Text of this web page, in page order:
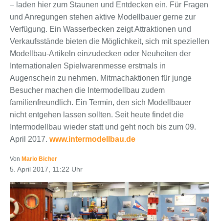
– laden hier zum Staunen und Entdecken ein. Für Fragen
und Anregungen stehen aktive Modellbauer gerne zur
Verfügung. Ein Wasserbecken zeigt Attraktionen und
Verkaufsstände bieten die Möglichkeit, sich mit speziellen
Modellbau-Artikeln einzudecken oder Neuheiten der
Internationalen Spielwarenmesse erstmals in
Augenschein zu nehmen. Mitmachaktionen für junge
Besucher machen die Intermodellbau zudem
familienfreundlich. Ein Termin, den sich Modellbauer
nicht entgehen lassen sollten. Seit heute findet die
Intermodellbau wieder statt und geht noch bis zum 09.
April 2017. www.intermodellbau.de
Von Mario Bicher
5. April 2017, 11:22 Uhr